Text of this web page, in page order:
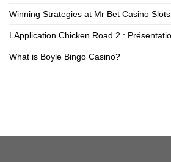
Winning Strategies at Mr Bet Casino Slots
LApplication Chicken Road 2 :
What is Boyle Bingo Casino?